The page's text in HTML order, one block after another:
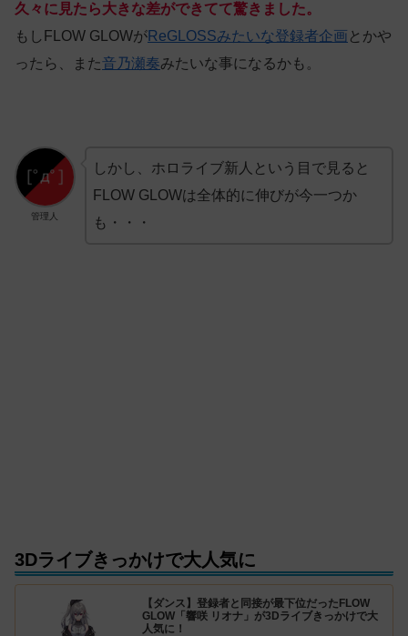
久々に見たら大きな差ができてて驚きました。
もしFLOW GLOWがReGLOSSみたいな登録者企画 とかや
ったら、また音乃瀬奏みたいな事になるかも。
管理人
しかし、ホロライブ新人という目で見ると
FLOW GLOWは全体的に伸びが今一つか
も・・・
3Dライブきっかけで大人気に
【ダンス】登録者と同接が最下位だったFLOW
GLOW「響咲 リオナ」が3Dライブきっかけで大
人気に！